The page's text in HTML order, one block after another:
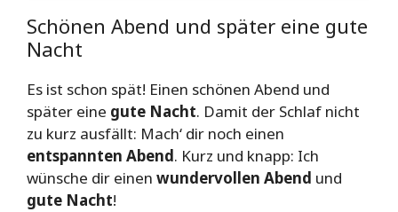
Schönen Abend und später eine gute
Nacht
Es ist schon spät! Einen schönen Abend und
später eine gute Nacht. Damit der Schlaf nicht
zu kurz ausfällt: Mach‘ dir noch einen
entspannten Abend. Kurz und knapp: Ich
wünsche dir einen wundervollen Abend und
gute Nacht!